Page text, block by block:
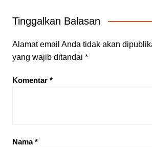
Tinggalkan Balasan
Alamat email Anda tidak akan
yang wajib ditandai *
Komentar *
Nama*